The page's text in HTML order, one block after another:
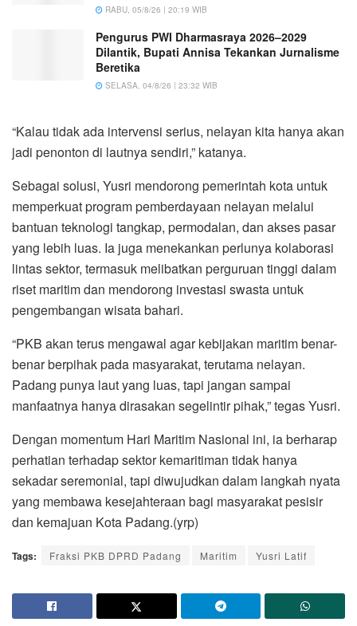
RABU, 05/8/26 | 20:19 WIB
Pengurus PWI Dharmasraya 2026–2029
Dilantik, Bupati Annisa Tekankan Jurnalisme
Beretika
SELASA, 04/8/26 | 23:32 WIB
“Kalau tidak ada intervensi serius, nelayan kita hanya akan
jadi penonton di lautnya sendiri,” katanya.
Sebagai solusi, Yusri mendorong pemerintah kota untuk
memperkuat program pemberdayaan nelayan melalui
bantuan teknologi tangkap, permodalan, dan akses pasar
yang lebih luas. Ia juga menekankan perlunya kolaborasi
lintas sektor, termasuk melibatkan perguruan tinggi dalam
riset maritim dan mendorong investasi swasta untuk
pengembangan wisata bahari.
“PKB akan terus mengawal agar kebijakan maritim benar-
benar berpihak pada masyarakat, terutama nelayan.
Padang punya laut yang luas, tapi jangan sampai
manfaatnya hanya dirasakan segelintir pihak,” tegas Yusri.
Dengan momentum Hari Maritim Nasional ini, ia berharap
perhatian terhadap sektor kemaritiman tidak hanya
sekadar seremonial, tapi diwujudkan dalam langkah nyata
yang membawa kesejahteraan bagi masyarakat pesisir
dan kemajuan Kota Padang.(yrp)
Tags: Fraksi PKB DPRD Padang Maritim Yusri Latif